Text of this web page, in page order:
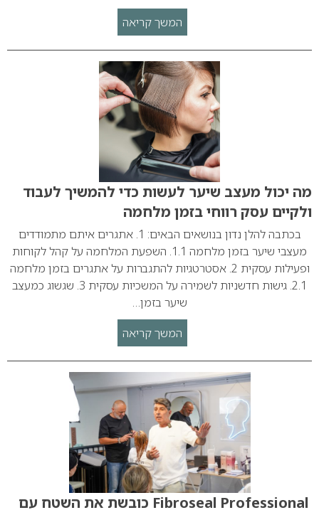
המשך קריאה
מה יכול מעצב שיער לעשות כדי להמשיך לעבוד
ולקיים עסק רווחי בזמן מלחמה
בכתבה להלן נדון בנושאים הבאים: 1. אתגרים איתם מתמודדים
מעצבי שיער בזמן מלחמה 1.1. השפעת המלחמה על קהל לקוחות
ופעילות עסקית 2. אסטרטגיות להתגברות על אתגרים בזמן מלחמה
2.1. גישות חדשניות לשמירה על המשכיות עסקית 3. שגשוג כמעצב
שיער בזמן…
המשך קריאה
Fibroseal Professional כובשת את השטח עם